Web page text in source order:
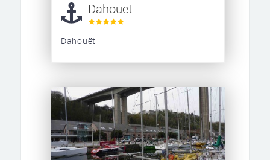
Dahouët
Dahouët